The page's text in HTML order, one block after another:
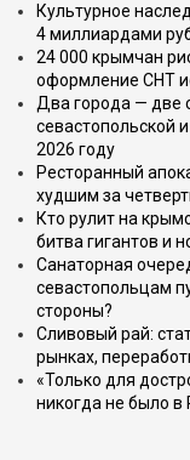
Культурное
4 миллиардами
24 000 крымчан
оформление СНТ
Два города — две
севастопольской
2026 году
Ресторанный
худшим за
Кто рулит на
битва гигантов и
Санаторная
севастопольцам
стороны?
Сливовый рай:
рынках,
«Только для
никогда не было в